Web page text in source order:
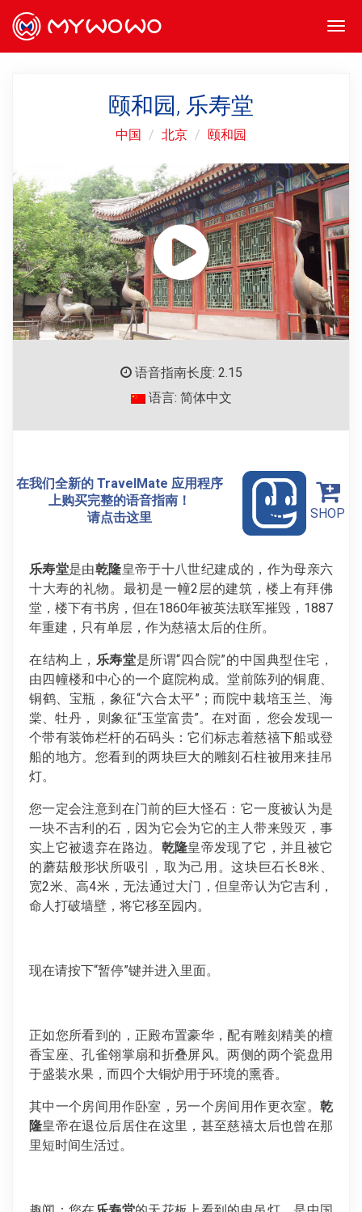
颐和园, 乐寿堂
中国 北京 颐和园
语音指南长度: 2.15
语言: 简体中文
在我们全新的 TravelMate 应用程序
上购买完整的语音指南！
请点击这里
SHOP
乐寿堂是由乾隆皇帝于十八世纪建成的，作为母亲六
十大寿的礼物。最初是一幢2层的建筑，楼上有拜佛
堂，楼下有书房，但在1860年被英法联军摧毁，1887
年重建，只有单层，作为慈禧太后的住所。
在结构上， 乐寿堂是所谓“四合院”的中国典型住宅，
由四幢楼和中心的一个庭院构成。堂前陈列的铜鹿、
铜鹤、宝瓶，象征“六合太平”；而院中栽培玉兰、海
棠、牡丹， 则象征“玉堂富贵”。在对面， 您会发现一
个带有装饰栏杆的石码头：它们标志着慈禧下船或登
船的地方。您看到的两块巨大的雕刻石柱被用来挂吊
灯。
您一定会注意到在门前的巨大怪石：它一度被认为是
一块不吉利的石，因为它会为它的主人带来毁灭，事
实上它被遗弃在路边。 乾隆皇帝发现了它，并且被它
的蘑菇般形状所吸引，取为己用。这块巨石长8米、
宽2米、高4米，无法通过大门，但皇帝认为它吉利，
命人打破墙壁，将它移至园内。
现在请按下“暂停”键并进入里面。
正如您所看到的，正殿布置豪华，配有雕刻精美的檀
香宝座、孔雀翎掌扇和折叠屏风。两侧的两个瓷盘用
于盛装水果，而四个大铜炉用于环境的熏香。
其中一个房间用作卧室，另一个房间用作更衣室。 乾
隆皇帝在退位后居住在这里，甚至慈禧太后也曾在那
里短时间生活过。